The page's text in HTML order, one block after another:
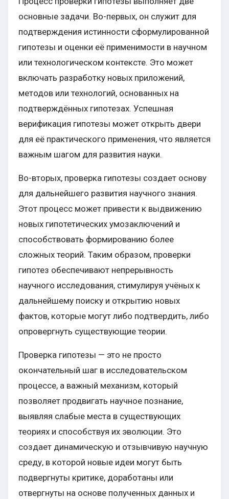
основные задачи. Во-первых, он служит для
подтверждения истинности сформулированной
гипотезы и оценки её применимости в научном
или технологическом контексте. Это может
включать разработку новых приложений,
методов или технологий, основанных на
подтверждённых гипотезах. Успешная
верификация гипотезы может открыть двери
для её практического применения, что является
важным шагом для развития науки.
Во-вторых, проверка гипотезы создает основу
для дальнейшего развития научного знания.
Этот процесс может привести к выдвижению
новых гипотетических умозаключений и
способствовать формированию более
сложных теорий. Таким образом, проверки
гипотез обеспечивают непрерывность
научного исследования, стимулируя учёных к
дальнейшему поиску и открытию новых
фактов, которые могут либо подтвердить, либо
опровергнуть существующие теории.
Проверка гипотезы — это не просто
окончательный шаг в исследовательском
процессе, а важный механизм, который
позволяет продвигать научное познание,
выявляя слабые места в существующих
теориях и способствуя их эволюции. Это
создает динамическую и отзывчивую научную
среду, в которой новые идеи могут быть
подвергнуты критике, доработаны или
отвергнуты на основе полученных данных и